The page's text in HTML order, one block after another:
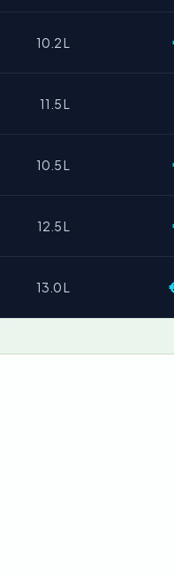
10.2 L
11.5 L
10.5 L
12.5 L
13.0 L